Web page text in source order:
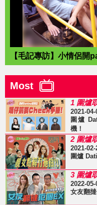
【毛記專訪】小情侶開
Most
1 圍爐
2021-04-
圍爐
機！
2 圍爐
2021-02-
圍爐
3 圍爐
2022-05-
女友翻